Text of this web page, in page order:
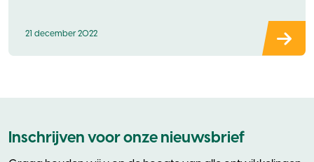
21 december 2022
Inschrijven voor onze nieuwsbrief